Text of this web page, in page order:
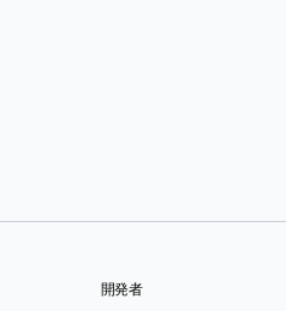
開発者